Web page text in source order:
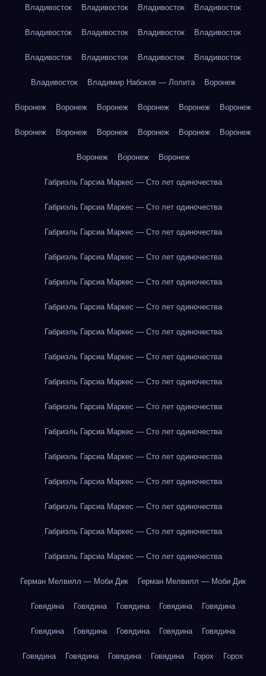
Владивосток Владивосток Владивосток Владивосток
Владивосток Владивосток Владивосток Владивосток
Владивосток Владивосток Владивосток Владивосток
Владивосток Владимир Набоков — Лолита Воронеж
Воронеж Воронеж Воронеж Воронеж Воронеж Воронеж
Воронеж Воронеж Воронеж Воронеж Воронеж Воронеж
Воронеж Воронеж Воронеж
Габриэль Гарсиа Маркес — Сто лет одиночества
Габриэль Гарсиа Маркес — Сто лет одиночества
Габриэль Гарсиа Маркес — Сто лет одиночества
Габриэль Гарсиа Маркес — Сто лет одиночества
Габриэль Гарсиа Маркес — Сто лет одиночества
Габриэль Гарсиа Маркес — Сто лет одиночества
Габриэль Гарсиа Маркес — Сто лет одиночества
Габриэль Гарсиа Маркес — Сто лет одиночества
Габриэль Гарсиа Маркес — Сто лет одиночества
Габриэль Гарсиа Маркес — Сто лет одиночества
Габриэль Гарсиа Маркес — Сто лет одиночества
Габриэль Гарсиа Маркес — Сто лет одиночества
Габриэль Гарсиа Маркес — Сто лет одиночества
Габриэль Гарсиа Маркес — Сто лет одиночества
Габриэль Гарсиа Маркес — Сто лет одиночества
Габриэль Гарсиа Маркес — Сто лет одиночества
Герман Мелвилл — Моби Дик Герман Мелвилл — Моби Дик
Говядина Говядина Говядина Говядина Говядина
Говядина Говядина Говядина Говядина Говядина
Говядина Говядина Говядина Говядина Горох Горох